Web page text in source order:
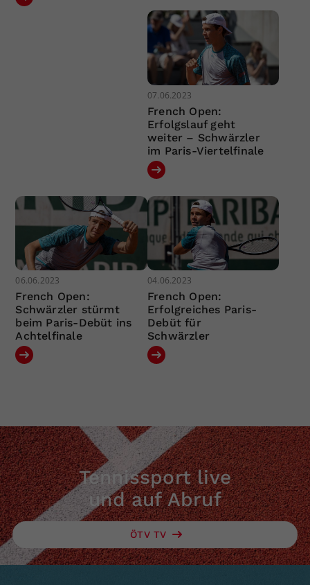
07.06.2023
French Open:
Erfolgslauf geht
weiter – Schwärzler
im Paris-Viertelfinale
06.06.2023
French Open:
Schwärzler stürmt
beim Paris-Debüt ins
Achtelfinale
04.06.2023
French Open:
Erfolgreiches Paris-
Debüt für
Schwärzler
Tennissport live
und auf Abruf
ÖTV TV